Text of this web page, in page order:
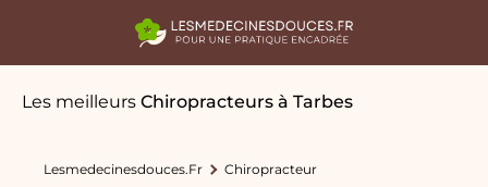
Les meilleurs Chiropracteurs à Tarbes
Lesmedecinesdouces.fr
Chiropracteur